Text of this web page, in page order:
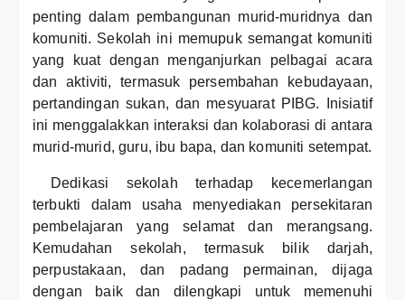
penting dalam pembangunan murid-muridnya dan
komuniti. Sekolah ini memupuk semangat komuniti
yang kuat dengan menganjurkan pelbagai acara
dan aktiviti, termasuk persembahan kebudayaan,
pertandingan sukan, dan mesyuarat PIBG. Inisiatif
ini menggalakkan interaksi dan kolaborasi di antara
murid-murid, guru, ibu bapa, dan komuniti setempat.
Dedikasi sekolah terhadap kecemerlangan
terbukti dalam usaha menyediakan persekitaran
pembelajaran yang selamat dan merangsang.
Kemudahan sekolah, termasuk bilik darjah,
perpustakaan, dan padang permainan, dijaga
dengan baik dan dilengkapi untuk memenuhi